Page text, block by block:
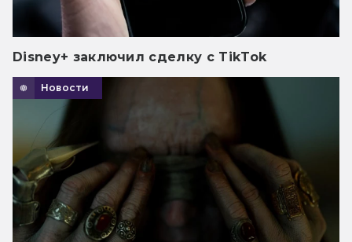
Disney+ заключил сделку с TikTok
Новости